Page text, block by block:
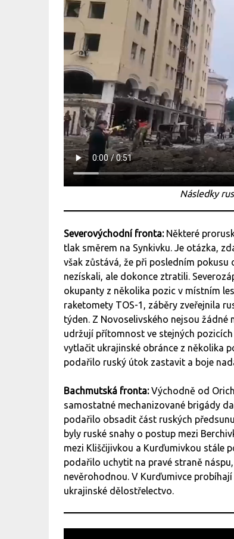
Následky
Severovýchodní fronta: Některé
tlak směrem na Synkivku. Je otázka,
však zůstává, že při posledním
nezískali, ale dokonce ztratili.
okupanty z několika pozic v místním
raketomety TOS-1, záběry zveřejnila
týden. Z Novoselivského nejsou
udržují přítomnost ve stejných
vytlačit ukrajinské obránce z několika
podařilo ruský útok zastavit a boje
Bachmutská fronta:Východně od
samostatné mechanizované brigády
podařilo obsadit část ruských
byly ruské snahy o postup mezi
mezi Kliščijivkou a Kurďumivkou stále
podařilo uchytit na pravé straně
nevěrohodnou. V Kurďumivce
ukrajinské dělostřelectvo.